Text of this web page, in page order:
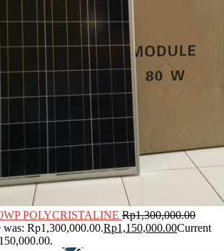
POLYCRISTALINE Rp1,300,000.00
Rp1,300,000.00.Rp1,150,000.00Current